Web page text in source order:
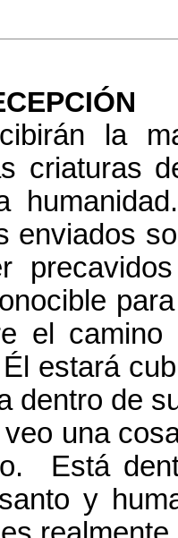
la
criaturas
enviados
el
estará
dentro de
una
Está
y